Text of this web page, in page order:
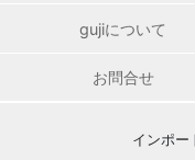
gujiについて
お問合せ
インポー